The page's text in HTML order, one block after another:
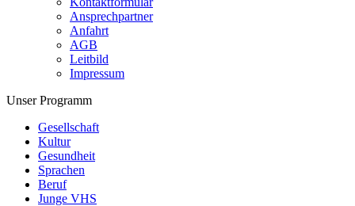
Ansprechpartner
Anfahrt
AGB
Leitbild
Impressum
Unser Programm
Gesellschaft
Kultur
Gesundheit
Sprachen
Beruf
Junge VHS